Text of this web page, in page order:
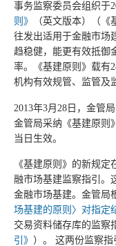
事务监察委员会组织于
则》
（英文版本）（
往发出适用于金融市场
趋稳健，能更有效抵御
率。《基建原则》载有
机构有效规管、监管及
2013年3月28日，金管
金管局采纳《基建原则
当日生效。
《基建原则》的新规
融市场基建监察指引。
金融市场基建。金管局
场基建的原则〉对指定
交易资料储存库的监察
引》 ）。 这两份监察